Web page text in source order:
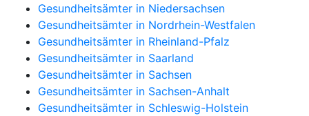
Gesundheitsämter in Niedersachsen
Gesundheitsämter in Nordrhein-Westfalen
Gesundheitsämter in Rheinland-Pfalz
Gesundheitsämter in Saarland
Gesundheitsämter in Sachsen
Gesundheitsämter in Sachsen-Anhalt
Gesundheitsämter in Schleswig-Holstein